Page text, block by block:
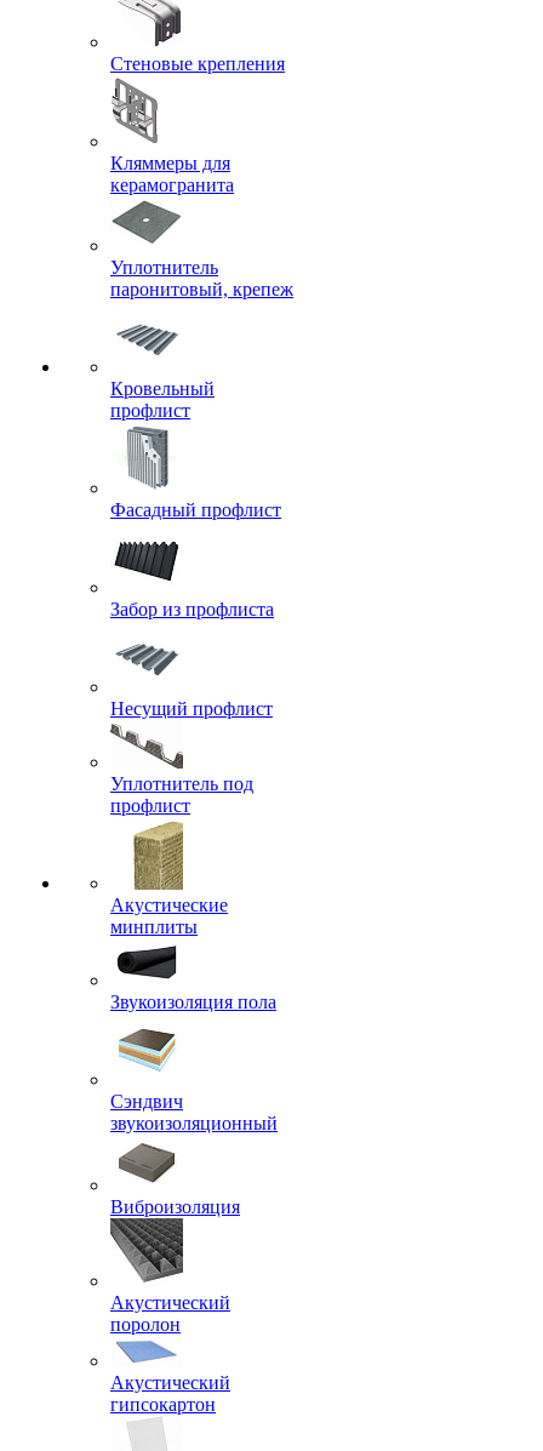
Стеновые крепления
Кляммеры для
керамогранита
Уплотнитель
паронитовый, крепеж
Кровельный
профлист
Фасадный профлист
Забор из профлиста
Несущий профлист
Уплотнитель под
профлист
Акустические
минплиты
Звукоизоляция пола
Сэндвич
звукоизоляционный
Виброизоляция
Акустический
поролон
Акустический
гипсокартон